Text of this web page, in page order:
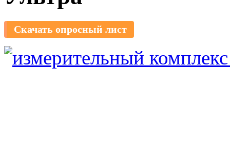
Скачать опросный лист